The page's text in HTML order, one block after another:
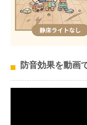
防音効果を動画